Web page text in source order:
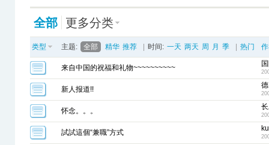
全部 更多分类
类型 主题: 全部 精华 推荐 时间: 一天 两天 周 月 季 热门
来自中国的祝福和礼物~~~~~~~~~~
新人报道!!
怀念。。。
試試這個“兼職”方式